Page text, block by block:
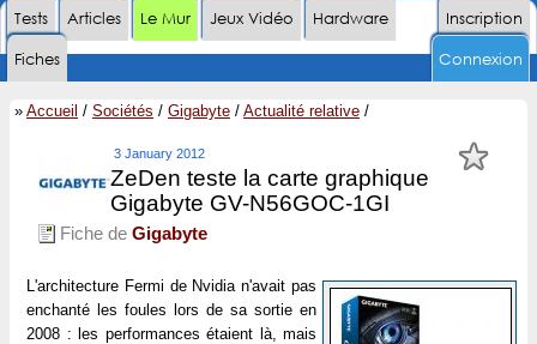
Inscription
Tests Articles Le Mur Jeux Vidéo
Hardware
Fiches
Connexion
» Accueil / Sociétés / Gigabyte / Actualité relative /
3 January 2012
ZeDen teste la carte graphique
Gigabyte GV-N56GOC-1GI
Fiche de Gigabyte
L'architecture Fermi de Nvidia n'avait pas
enchanté les foules lors de sa sortie en
2008 : les performances étaient là, mais